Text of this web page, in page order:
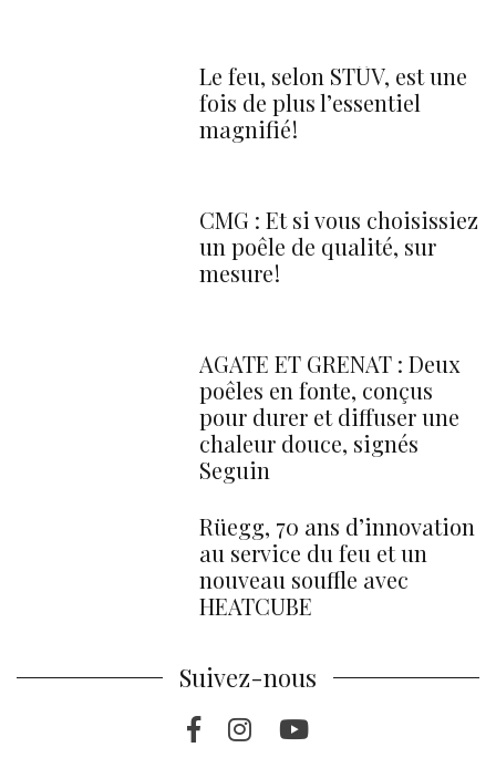
Le feu, selon STÛV, est une
fois de plus l’essentiel
magnifié !
CMG : Et si vous choisissiez
un poêle de qualité, sur
mesure !
AGATE ET GRENAT : Deux
poêles en fonte, conçus
pour durer et diffuser une
chaleur douce, signés
Seguin
Rüegg, 70 ans d’innovation
au service du feu et un
nouveau souffle avec
HEATCUBE
Suivez-nous
Facebook
Instragram
Youtube